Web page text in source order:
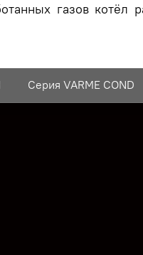
газов котёл
Серия VARME COND